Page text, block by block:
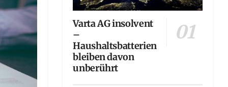
Varta AG insolvent
–
Haushaltsbatterien
bleiben davon
unberührt